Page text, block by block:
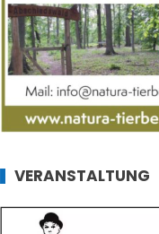
VERANSTALTUNG